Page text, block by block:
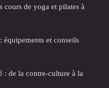
cours de yoga et pilates à
équipements et conseils
: de la contre-culture à la